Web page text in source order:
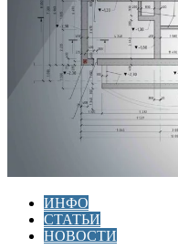
ИНФО
СТАТЬИ
НОВОСТИ